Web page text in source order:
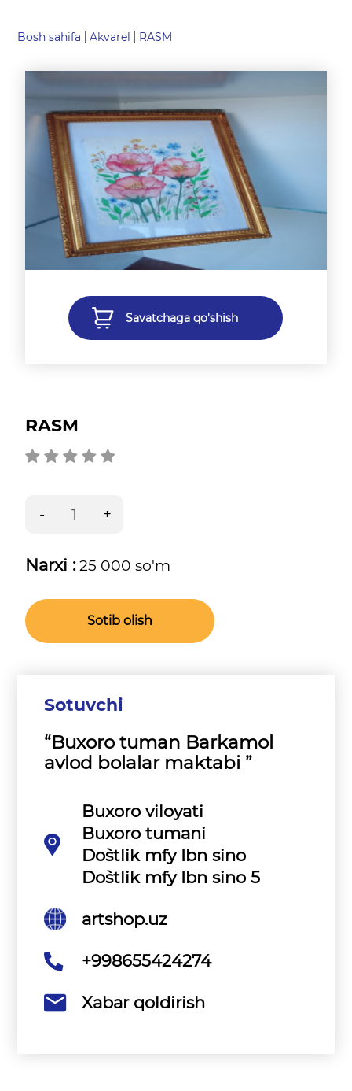
Bosh sahifa Akvarel RASM
Savatchaga qo'shish
RASM
Narxi :25 000 so'm
Sotib olish
Sotuvchi
“Buxoro tuman Barkamol
avlod bolalar maktabi ”
Buxoro viloyati
Buxoro tumani
Do`stlik mfy Ibn sino
Do`stlik mfy Ibn sino 5
artshop.uz
+998655424274
Xabar qoldirish